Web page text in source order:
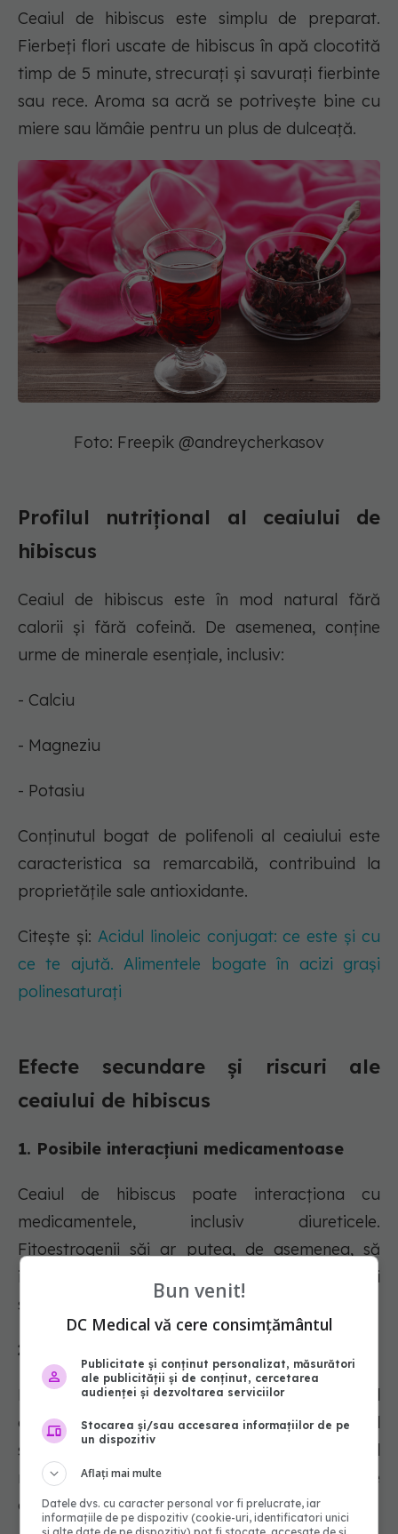
Ceaiul de hibiscus este simplu de preparat.
Fierbeți flori uscate de hibiscus în apă clocotită
timp de 5 minute, strecurați și savurați fierbinte
sau rece. Aroma sa acră se potrivește bine cu
miere sau lămâie pentru un plus de dulceață.
Foto: Freepik @andreycherkasov
Profilul nutrițional al ceaiului de
hibiscus
Ceaiul de hibiscus este în mod natural fără
calorii și fără cofeină. De asemenea, conține
urme de minerale esențiale, inclusiv:
- Calciu
- Magneziu
- Potasiu
Conținutul bogat de polifenoli al ceaiului este
caracteristica sa remarcabilă, contribuind la
proprietățile sale antioxidante.
Citește și: Acidul linoleic conjugat: ce este și cu
ce te ajută. Alimentele bogate în acizi grași
polinesaturați
Efecte secundare și riscuri ale
ceaiului de hibiscus
1. Posibile interacțiuni medicamentoase
Ceaiul de hibiscus poate interacționa cu
medicamentele, inclusiv diureticele.
Fitoestrogenii săi ar putea, de asemenea, să
interfereze cu medicamentele hormonale, deși
sunt necesare mai multe cercetări.
2. Sarcina și preocupările hormonale
Datorită conținutului său de fitoestrogeni, ceaiul
de hibiscus poate să nu fie sigur în timpul
sarcinii. Acesta ar putea afecta potențial
nivelurile hormonale, deși lipsesc studiile
concludente.
Bun venit!
DC Medical vă cere consimțământul
Publicitate și conținut personalizat, măsurători
ale publicității și de conținut, cercetarea
audienței și dezvoltarea serviciilor
Stocarea și/sau accesarea informațiilor de pe
un dispozitiv
Aflați mai multe
Datele dvs. cu caracter personal vor fi prelucrate, iar
informațiile de pe dispozitiv (cookie-uri, identificatori unici